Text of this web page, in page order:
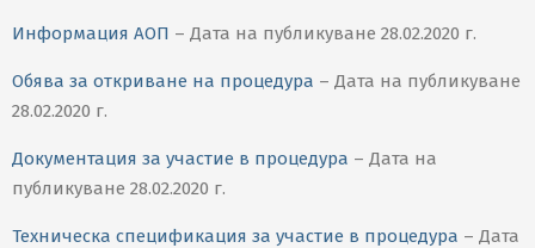
Информация АОП – Дата на публикуване 28.02.2020 г.
Обява за откриване на процедура – Дата на публикуване
28.02.2020 г.
Документация за участие в процедура – Дата на
публикуване 28.02.2020 г.
Техническа спецификация за участие в процедура – Дата